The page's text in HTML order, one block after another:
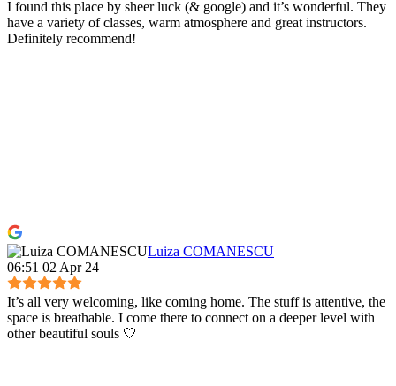
I found this place by sheer luck (& google) and it’s wonderful. They
have a variety of classes, warm atmosphere and great instructors.
Definitely recommend!
Luiza COMANESCU
06:51 02 Apr 24
It’s all very welcoming, like coming home. The stuff is attentive, the
space is breathable. I come there to connect on a deeper level with
other beautiful souls 🤍